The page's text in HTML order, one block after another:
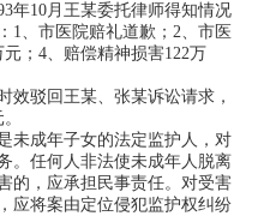
年10月王某委托律师得知情况
1、市医院赔礼道歉；2、市医
；4、赔偿精神损害122万
驳回王某、张某诉讼请求，
成年子女的法定监护人，对
。任何人非法使未成年人脱离
的，应承担民事责任。对受害
应将案由定位侵犯监护权纠纷